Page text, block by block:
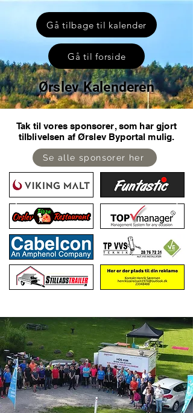
Gå tilbage til kalender
Gå til forside
Ørslev Kalenderen
Tak til vores sponsorer, som har gjort
tilblivelsen af Ørslev Byportal mulig.
Se alle sponsorer her